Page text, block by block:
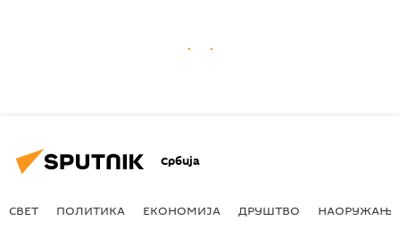
Србија
СВЕТ ПОЛИТИКА ЕКОНОМИЈА ДРУШТВО НАОРУЖАЊЕ